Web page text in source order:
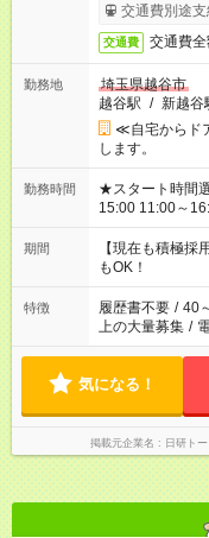
交通費別途支
交通費 交通費
勤務地
埼玉県越谷市
越谷駅 / 新越谷
≪自宅からド
します。
勤務時間
★スタート時間選べます
15:00 11:00～16:00 12:00
シフトもご相談ください。 ※Wワーク
定労働時間が週
期間
【現在も積極
もOK！
特徴 履歴書不要 / 40
上の大量募集 /
気になる！
掲載元企業名 日研ト